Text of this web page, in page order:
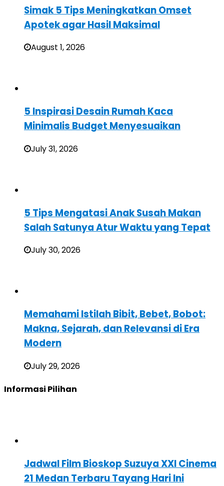
Simak 5 Tips Meningkatkan Omset
Apotek agar Hasil Maksimal
August 1, 2026
5 Inspirasi Desain Rumah Kaca
Minimalis Budget Menyesuaikan
July 31, 2026
5 Tips Mengatasi Anak Susah Makan
Salah Satunya Atur Waktu yang Tepat
July 30, 2026
Memahami Istilah Bibit, Bebet, Bobot:
Makna, Sejarah, dan Relevansi di Era
Modern
July 29, 2026
Informasi Pilihan
Jadwal Film Bioskop Suzuya XXI Cinema
21 Medan Terbaru Tayang Hari Ini